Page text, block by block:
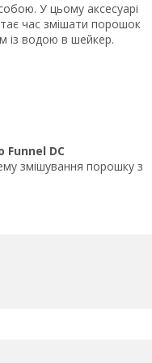
У цьому аксесуарі
час змішати порошок
із водою в шейкер.
Funnel DC
змішування порошку з